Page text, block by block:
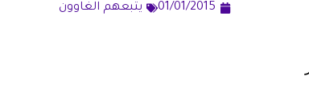
01/01/2015 يتبعهم الغاوون